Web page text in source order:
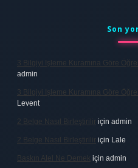
Son
3 Bilgiyi Işleme Kuramına Göre
admin
3 Bilgiyi Işleme Kuramına Göre
Levent
2 Belge Nasıl Birleştirilir için admin
2 Belge Nasıl Birleştirilir için Lale
Baskın Alel Ne Demek için admin